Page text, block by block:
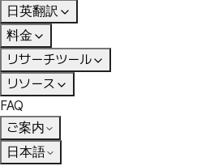
日英翻訳
料金
リサーチツール
リソース
FAQ
ご案内
日本語